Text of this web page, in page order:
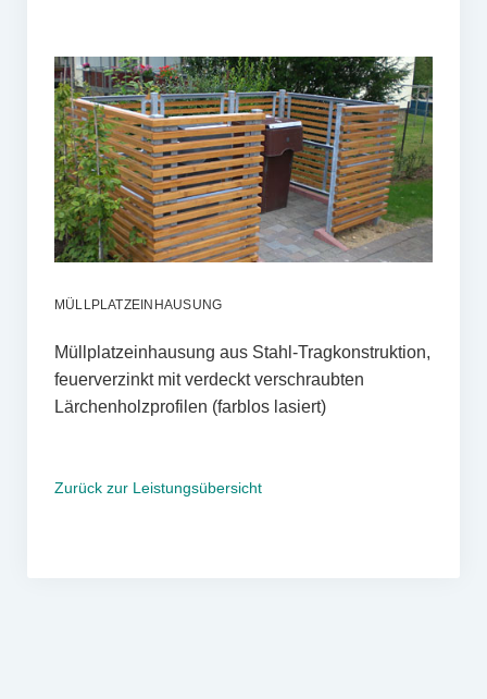
MÜLLPLATZEINHAUSUNG
Müllplatzeinhausung aus Stahl-Tragkonstruktion,
feuerverzinkt mit verdeckt verschraubten
Lärchenholzprofilen (farblos lasiert)
Zurück zur Leistungsübersicht